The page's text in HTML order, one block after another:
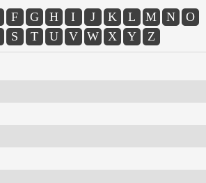
F G H I J K L M N
O
S T U V W X Y Z